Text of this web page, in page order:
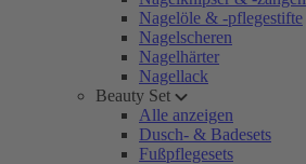
Nagelöle & -pflegestifte
Nagelscheren
Nagelhärter
Nagellack
Beauty Set
Alle anzeigen
Dusch- & Badesets
Fußpflegesets